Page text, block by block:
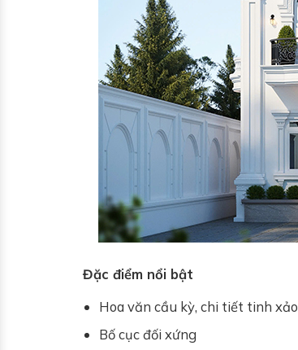
Đặc điểm nổi bật
Hoa văn cầu kỳ, chi tiết tinh xảo
Bố cục đối xứng